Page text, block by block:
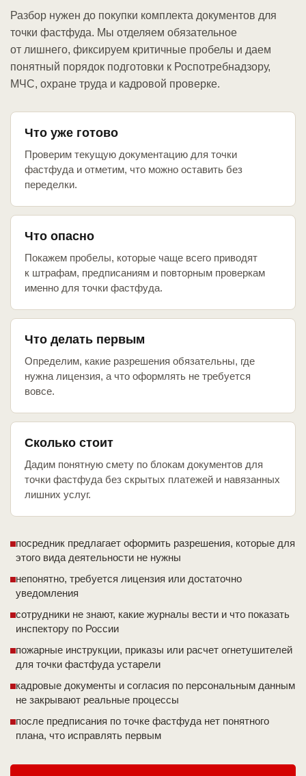
Разбор нужен до покупки комплекта документов для
точки фастфуда. Мы отделяем обязательное
от лишнего, фиксируем критичные пробелы и даем
понятный порядок подготовки к Роспотребнадзору,
МЧС, охране труда и кадровой проверке.
Что уже готово
Проверим текущую документацию для точки
фастфуда и отметим, что можно оставить без
переделки.
Что опасно
Покажем пробелы, которые чаще всего приводят
к штрафам, предписаниям и повторным проверкам
именно для точки фастфуда.
Что делать первым
Определим, какие разрешения обязательны, где
нужна лицензия, а что оформлять не требуется
вовсе.
Сколько стоит
Дадим понятную смету по блокам документов для
точки фастфуда без скрытых платежей и навязанных
лишних услуг.
посредник предлагает оформить разрешения, которые для
этого вида деятельности не нужны
непонятно, требуется лицензия или достаточно
уведомления
сотрудники не знают, какие журналы вести и что показать
инспектору по России
пожарные инструкции, приказы или расчет огнетушителей
для точки фастфуда устарели
кадровые документы и согласия по персональным данным
не закрывают реальные процессы
после предписания по точке фастфуда нет понятного
плана, что исправлять первым